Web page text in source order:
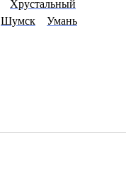
Хрустальный
Шумск Умань